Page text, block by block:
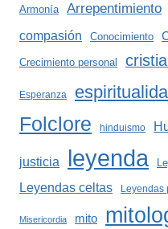
Armonía Arrepentimiento
compasión Conocimiento
Crecimiento personal
Esperanza
Folclore hinduismo
justicia leyenda
Leyendas celtas Leyendas
Misericordia mito